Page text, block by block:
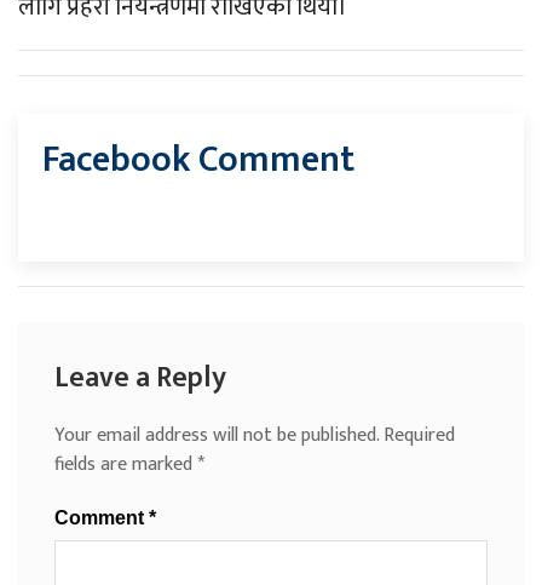
Facebook Comment
Leave a Reply
Your email address will not be published.Required
fields are marked*
Comment *